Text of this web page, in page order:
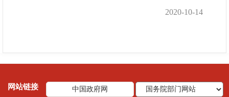
2020-10-14
网站链接 中国政府网